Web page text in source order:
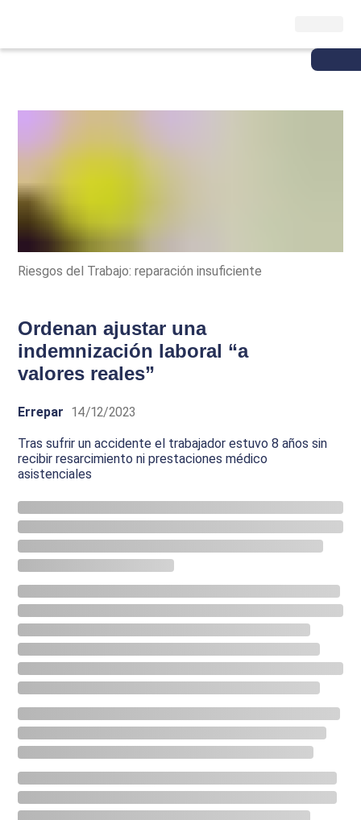
Riesgos del Trabajo: reparación insuficiente
Ordenan ajustar una
indemnización laboral “a
valores reales”
Errepar 14/12/2023
Tras sufrir un accidente el trabajador estuvo 8 años sin
recibir resarcimiento ni prestaciones médico
asistenciales